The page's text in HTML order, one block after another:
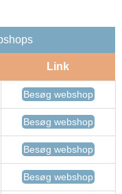
Link
Besøg webshop
Besøg webshop
Besøg webshop
Besøg webshop